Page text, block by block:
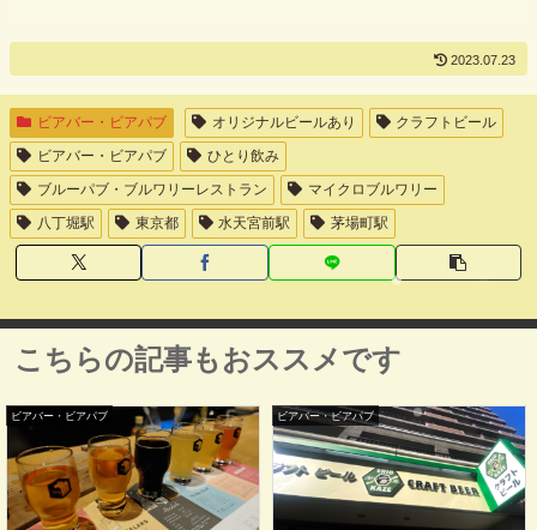
2023.07.23
ビアバー・ビアパブ オリジナルビールあり
クラフトビール
ビアバー・ビアパブ
ひとり飲み
ブルーパブ・ブルワリーレストラン
マイクロブルワリー
八丁堀駅
東京都 水天宮前駅 茅場町駅
こちらの記事もおススメです
ビアバー・ビアパブ ビアバー・ビアパブ